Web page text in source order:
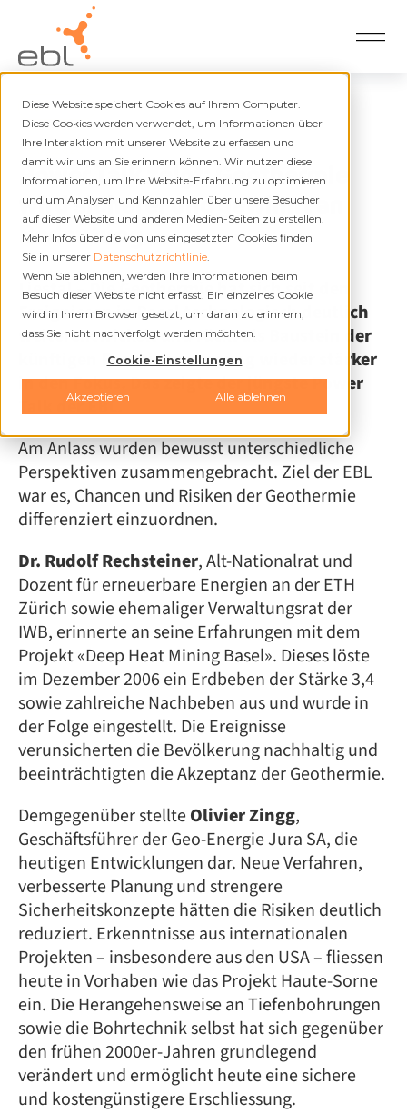
Diese Website speichert Cookies auf Ihrem Computer.
Diese Cookies werden verwendet, um Informationen über
Ihre Interaktion mit unserer Website zu erfassen und
damit wir uns an Sie erinnern können. Wir nutzen diese
Informationen, um Ihre Website-Erfahrung zu optimieren
und um Analysen und Kennzahlen über unsere Besucher
auf dieser Website und anderen Medien-Seiten zu erstellen.
Mehr Infos über die von uns eingesetzten Cookies finden
Sie in unserer Datenschutzrichtlinie.
Wenn Sie ablehnen, werden Ihre Informationen beim
Besuch dieser Website nicht erfasst. Ein einzelnes Cookie
wird in Ihrem Browser gesetzt, um daran zu erinnern,
dass Sie nicht nachverfolgt werden möchten.
Cookie-Einstellungen
Akzeptieren Alle ablehnen
Zurück
21.05.2026
Power Talk zeigt: Geothermie
wird sicherer und gewinnt an
Bedeutung
Liestal –Die Geothermie hat sich seit den
Ereignissen in Basel technologisch deutlich
weiterentwickelt und rückt als Baustein der
künftigen Energieversorgung wieder stärker
in den Fokus. Das zeigte der jüngste Power
Talk der EBL.
Am Anlass wurden bewusst unterschiedliche
Perspektiven zusammengebracht. Ziel der EBL
war es, Chancen und Risiken der Geothermie
differenziert einzuordnen.
Dr. Rudolf Rechsteiner, Alt-Nationalrat und
Dozent für erneuerbare Energien an der ETH
Zürich sowie ehemaliger Verwaltungsrat der
IWB, erinnerte an seine Erfahrungen mit dem
Projekt «Deep Heat Mining Basel». Dieses löste
im Dezember 2006 ein Erdbeben der Stärke 3,4
sowie zahlreiche Nachbeben aus und wurde in
der Folge eingestellt. Die Ereignisse
verunsicherten die Bevölkerung nachhaltig und
beeinträchtigten die Akzeptanz der Geothermie.
Demgegenüber stellteOlivier Zingg,
Geschäftsführer der Geo-Energie Jura SA, die
heutigen Entwicklungen dar. Neue Verfahren,
verbesserte Planung und strengere
Sicherheitskonzepte hätten die Risiken deutlich
reduziert. Erkenntnisse aus internationalen
Projekten – insbesondere aus den USA – fliessen
heute in Vorhaben wie das Projekt Haute-Sorne
ein. Die Herangehensweise an Tiefenbohrungen
sowie die Bohrtechnik selbst hat sich gegenüber
den frühen 2000er-Jahren grundlegend
verändert und ermöglicht heute eine sichere
und kostengünstigere Erschliessung.